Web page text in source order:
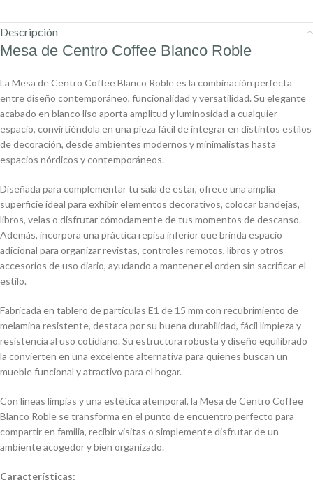
Descripción
Mesa de Centro Coffee Blanco Roble
La Mesa de Centro Coffee Blanco Roble es la combinación perfecta
entre diseño contemporáneo, funcionalidad y versatilidad. Su elegante
acabado en blanco liso aporta amplitud y luminosidad a cualquier
espacio, convirtiéndola en una pieza fácil de integrar en distintos estilos
de decoración, desde ambientes modernos y minimalistas hasta
espacios nórdicos y contemporáneos.
Diseñada para complementar tu sala de estar, ofrece una amplia
superficie ideal para exhibir elementos decorativos, colocar bandejas,
libros, velas o disfrutar cómodamente de tus momentos de descanso.
Además, incorpora una práctica repisa inferior que brinda espacio
adicional para organizar revistas, controles remotos, libros y otros
accesorios de uso diario, ayudando a mantener el orden sin sacrificar el
estilo.
Fabricada en tablero de partículas E1 de 15 mm con recubrimiento de
melamina resistente, destaca por su buena durabilidad, fácil limpieza y
resistencia al uso cotidiano. Su estructura robusta y diseño equilibrado
la convierten en una excelente alternativa para quienes buscan un
mueble funcional y atractivo para el hogar.
Con líneas limpias y una estética atemporal, la Mesa de Centro Coffee
Blanco Roble se transforma en el punto de encuentro perfecto para
compartir en familia, recibir visitas o simplemente disfrutar de un
ambiente acogedor y bien organizado.
Características: